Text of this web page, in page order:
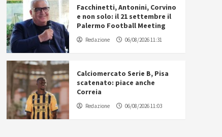
Facchinetti, Antonini, Corvino
e non solo: il 21 settembre il
Palermo Football Meeting
Redazione 06/08/2026 11:31
Calciomercato Serie B, Pisa
scatenato: piace anche
Correia
Redazione 06/08/2026 11:03